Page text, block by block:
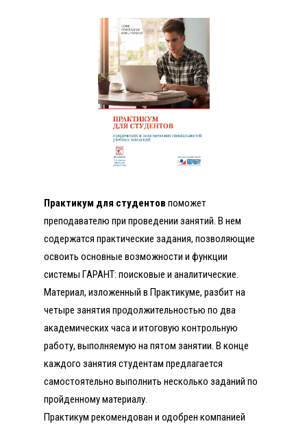
Практикум для студентов поможет
преподавателю при проведении занятий. В нем
содержатся практические задания, позволяющие
освоить основные возможности и функции
системы ГАРАНТ: поисковые и аналитические.
Материал, изложенный в Практикуме, разбит на
четыре занятия продолжительностью по два
академических часа и итоговую контрольную
работу, выполняемую на пятом занятии. В конце
каждого занятия студентам предлагается
самостоятельно выполнить несколько заданий по
пройденному материалу.
Практикум рекомендован и одобрен компанией